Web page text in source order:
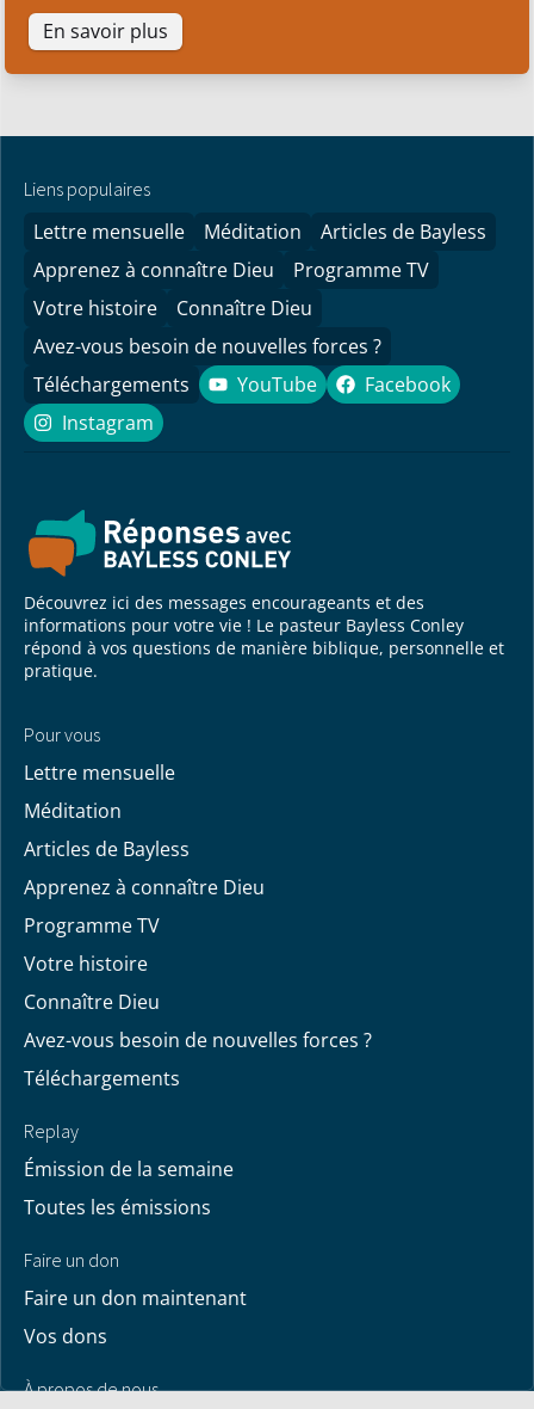
En savoir plus
Liens populaires
Lettre mensuelle Méditation
Articles de Bayless
Apprenez à connaître Dieu
Programme TV
Votre histoire
Connaître Dieu
Avez-vous besoin de nouvelles forces ?
Téléchargements
YouTube
YouTube Facebook
Facebook
Instagram
Instagram
Découvrez ici des messages encourageants et des
informations pour votre vie ! Le pasteur Bayless Conley
répond à vos questions de manière biblique, personnelle et
pratique.
Pour vous
Lettre mensuelle
Méditation
Articles de Bayless
Apprenez à connaître Dieu
Programme TV
Votre histoire
Connaître Dieu
Avez-vous besoin de nouvelles forces ?
Téléchargements
Replay
Émission de la semaine
Toutes les émissions
Faire un don
Faire un don maintenant
Vos dons
À propos de nous